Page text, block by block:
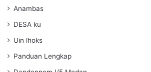
Anambas
DESA ku
Uin lhoks
Panduan Lengkap